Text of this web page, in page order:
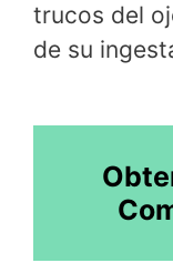
trucos del
de su